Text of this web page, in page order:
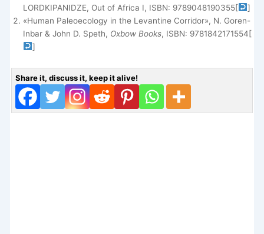
LORDKIPANIDZE, Out of Africa I, ISBN: 9789048190355[
]
«Human Paleoecology in the Levantine Corridor», N. Goren-
Inbar & John D. Speth, Oxbow Books, ISBN: 9781842171554[
]
Share it, discuss it, keep it alive!